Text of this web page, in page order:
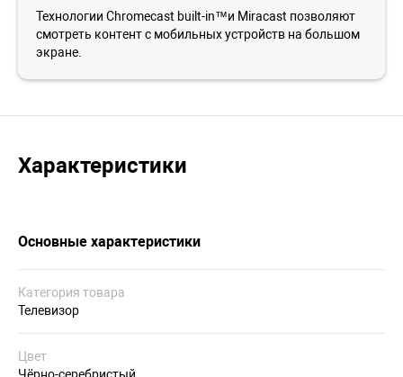
Технологии Chromecast built-in™и Miracast позволяют
смотреть контент с мобильных устройств на большом
экране.
Характеристики
Основные характеристики
Категория товара
Телевизор
Цвет